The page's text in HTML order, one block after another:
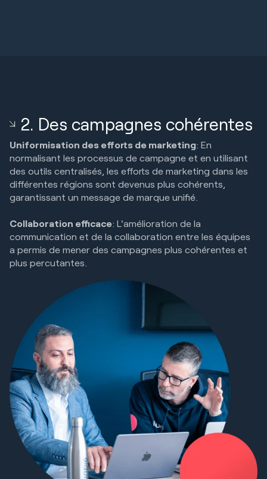
2. Des campagnes cohérentes
Uniformisation des efforts de marketing: En
normalisant les processus de campagne et en utilisant
des outils centralisés, les efforts de marketing dans les
différentes régions sont devenus plus cohérents,
garantissant un message de marque unifié.
Collaboration efficace: L'amélioration de la
communication et de la collaboration entre les équipes
a permis de mener des campagnes plus cohérentes et
plus percutantes.